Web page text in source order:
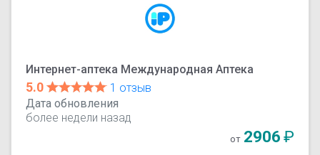
Интернет-аптека Международная Аптека
5.0
1 отзыв
Дата обновления
более недели назад
от 2906₽